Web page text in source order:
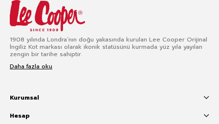
1908 yılında Londra’nın doğu yakasında kurulan Lee Cooper Orijinal
İngiliz Kot markası olarak ikonik statüsünü kurmada yüz yıla yayılan
zengin bir tarihe sahiptir.
Daha fazla oku
Kurumsal
Hesap